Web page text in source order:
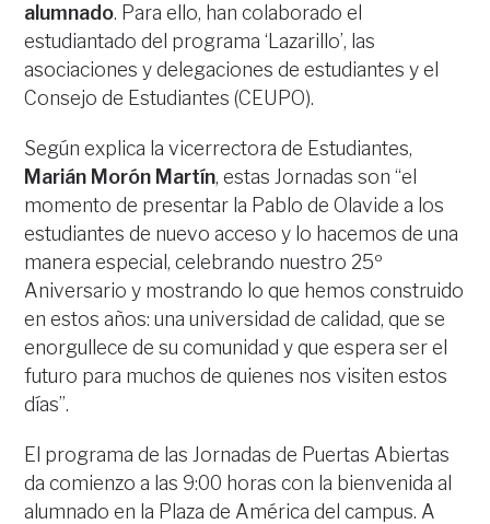
alumnado. Para ello, han colaborado el
estudiantado del programa ‘Lazarillo’, las
asociaciones y delegaciones de estudiantes y el
Consejo de Estudiantes (CEUPO).
Según explica la vicerrectora de Estudiantes,
Marián Morón Martín, estas Jornadas son “el
momento de presentar la Pablo de Olavide a los
estudiantes de nuevo acceso y lo hacemos de una
manera especial, celebrando nuestro 25º
Aniversario y mostrando lo que hemos construido
en estos años: una universidad de calidad, que se
enorgullece de su comunidad y que espera ser el
futuro para muchos de quienes nos visiten estos
días”.
El programa de las Jornadas de Puertas Abiertas
da comienzo a las 9:00 horas con la bienvenida al
alumnado en la Plaza de América del campus. A